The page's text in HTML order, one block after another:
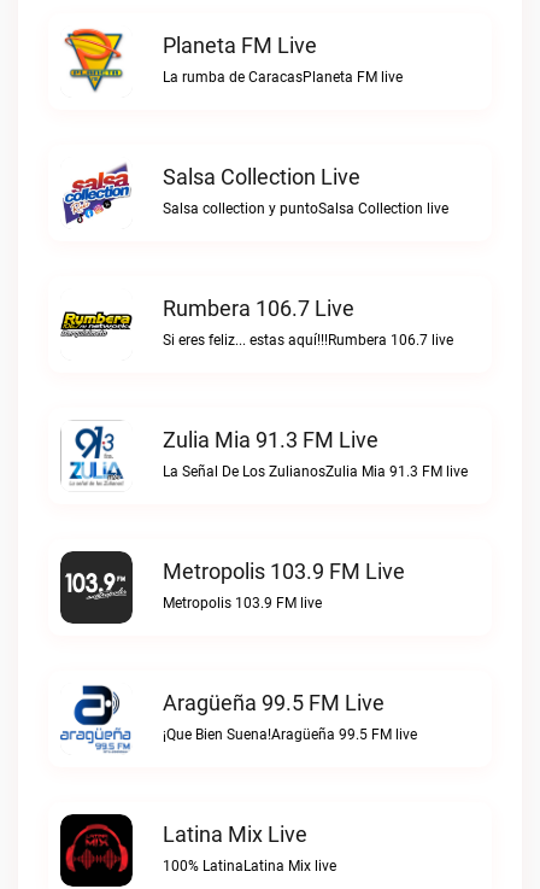
Planeta FM Live
La rumba de CaracasPlaneta FM live
Salsa Collection Live
Salsa collection y puntoSalsa Collection live
Rumbera 106.7 Live
Si eres feliz... estas aquí!!!Rumbera 106.7 live
Zulia Mia 91.3 FM Live
La Señal De Los ZulianosZulia Mia 91.3 FM live
Metropolis 103.9 FM Live
Metropolis 103.9 FM live
Aragüeña 99.5 FM Live
¡Que Bien Suena!Aragüeña 99.5 FM live
Latina Mix Live
100% LatinaLatina Mix live